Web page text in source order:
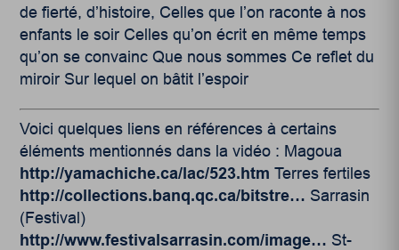
de fierté, d’histoire, Celles que l’on raconte à nos
enfants le soir Celles qu’on écrit en même temps
qu’on se convainc Que nous sommes Ce reflet du
miroir Sur lequel on bâtit l’espoir
Voici quelques liens en références à certains
éléments mentionnés dans la vidéo : Magoua
http://yamachiche.ca/lac/523.htm Terres fertiles
http://collections.banq.qc.ca/bitstre… Sarrasin
(Festival)
http://www.festivalsarrasin.com/image… St-